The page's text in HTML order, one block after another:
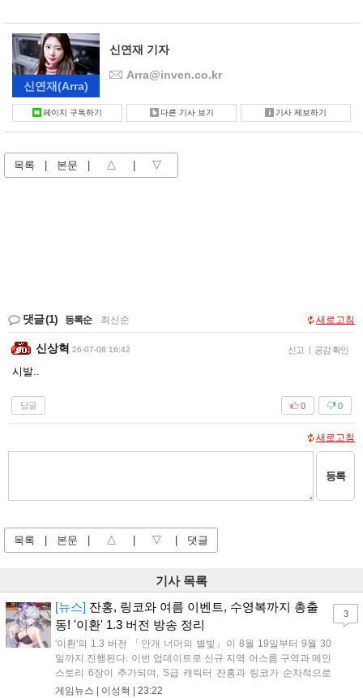
신연재(Arra)
신연재 기자
Arra@inven.co.kr
페이지 구독하기 다른 기사 보기 기사 제보하기
목록 본문 △ ▽
댓글(1) 등록순 최신순 새로고침
신상혁 26-07-08 16:42 신고 | 공감 확인
시발..
답글 0
0
새로고침
등록
목록 본문 △ ▽ 댓글
기사 목록
[뉴스] 잔홍, 링코와 여름 이벤트, 수영복까지 총출
동! '이환' 1.3 버전 방송 정리
'이환'의 1.3 버전 「안개 너머의 별빛」이 8월 19일부터 9월 30
일까지 진행된다. 이번 업데이트로 신규 지역 어스름 구역과 메인
스토리 6장이 추가되며, S급 캐릭터 잔홍과 링코가 순차적으로
등장한다. 여름 시즌을 맞아 비치발리볼, 수상 오토바이 등 다채
게임뉴스 | 이성혁 23:22
3